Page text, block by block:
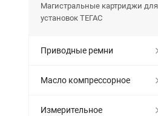
Магистральные картриджи для
установок ТЕГАС
Приводные ремни
Масло компрессорное
Измерительное